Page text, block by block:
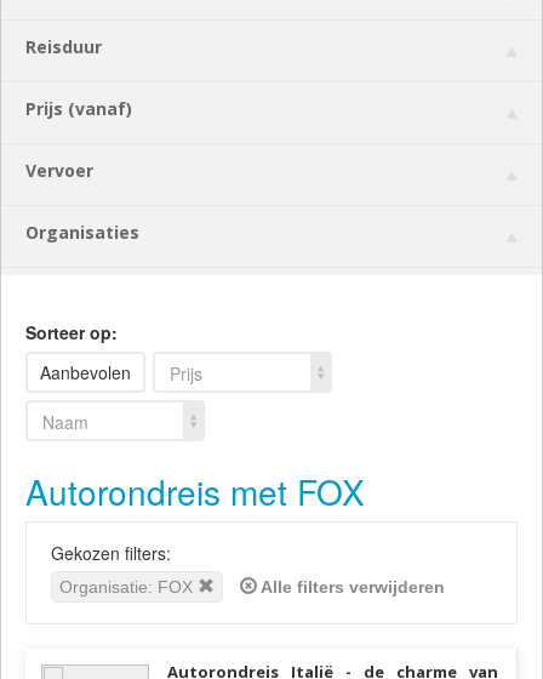
Reisduur
Prijs (vanaf)
Vervoer
Organisaties
Sorteer op:
Aanbevolen
Prijs
Naam
Autorondreis met FOX
Gekozen filters:
Organisatie: FOX Alle filters verwijderen
Autorondreis Italië - de charme van